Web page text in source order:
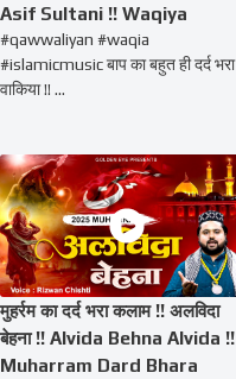
Asif Sultani !! Waqiya
#qawwaliyan #waqia
#islamicmusic बाप का बहुत ही दर्द भरा
वाकिया !! ...
मुहर्रम का दर्द भरा कलाम !! अलविदा
बेहना !! Alvida Behna Alvida !!
Muharram Dard Bhara